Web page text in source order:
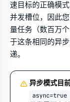
速目标的正确模
并发槽位，因此
量任务（数百万
于这条相同的异
递。
异步模式目
async=true